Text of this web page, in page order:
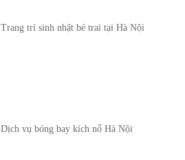
Trang trí sinh nhật bé trai tại Hà Nội
Dịch vụ bóng bay kích nổ Hà Nội